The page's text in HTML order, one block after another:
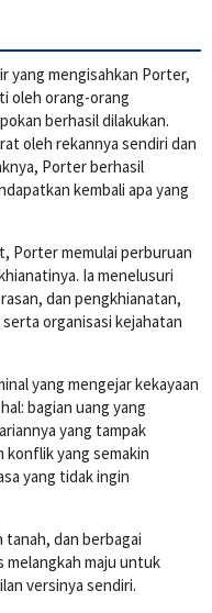
yang mengisahkan Porter,
oleh orang-orang
berhasil dilakukan.
oleh rekannya sendiri dan
Porter berhasil
kembali apa yang
Porter memulai perburuan
Ia menelusuri
dan pengkhianatan,
organisasi kejahatan
yang mengejar kekayaan
bagian uang yang
yang tampak
konflik yang semakin
yang tidak ingin
dan berbagai
maju untuk
versinya sendiri.